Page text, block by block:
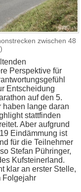
zwischen 48
Perspektive für
Entscheidung
auf den 5.
haben lange daran
stattfinden
Aber aufgrund
Eindämmung ist
für die Teilnehmer
Stefan Pühringer,
Kufsteinerland.
klar an erster Stelle,
Folgejahr